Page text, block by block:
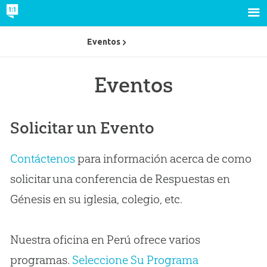
Eventos
Solicitar un Evento
Contáctenospara información acerca de como
solicitar una conferencia de Respuestas en
Génesis en su iglesia, colegio, etc.
Nuestra oficina en Perú ofrece varios
programas. Seleccione Su Programa
Eventos